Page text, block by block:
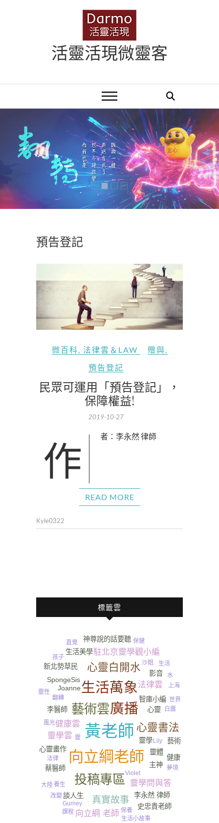
活靈活現微靈客
預告登記
微百科 法律雲＆LAW 贈與
預告登記
民眾可運用「預告登記」，
保障權益!
2019-10-27
作者：李永然 律師
READ MORE
Kyle0322
標籤雲
黃老師
向立綱老師
廣播
生活萬象
投稿專區
藝術雲
心靈白開水
心靈書法
真實故事
健康雲
靈學問與答
駐北京靈學觀小編
靈學雲
向立綱 老師
法律雲
心靈
李醫師
靈體
Joanne
新北勢草民
神尊說的話要聽
靈學
蔡醫師
心靈畫作
SpongeSis
主神
李永然 律師
影音
談人生
史忠貴老師
生活美學
健康
藝術
智庫小編
養生
保健
上海
Lily
白露
翻轉
沙姐
生活小故事
風光
生活
法律
夢境
課程
世界
大陸
孩子
直覺
Gurney​
改變
靈
靈性
Violet
保養
水